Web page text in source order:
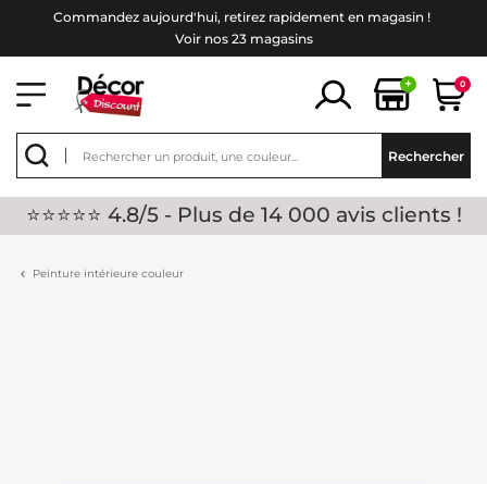
Commandez aujourd'hui, retirez rapidement en magasin !
Voir nos 23 magasins
+ 0
Rechercher
⭐⭐⭐⭐⭐ 4.8/5 - Plus de 14 000 avis clients !
Peinture intérieure couleur